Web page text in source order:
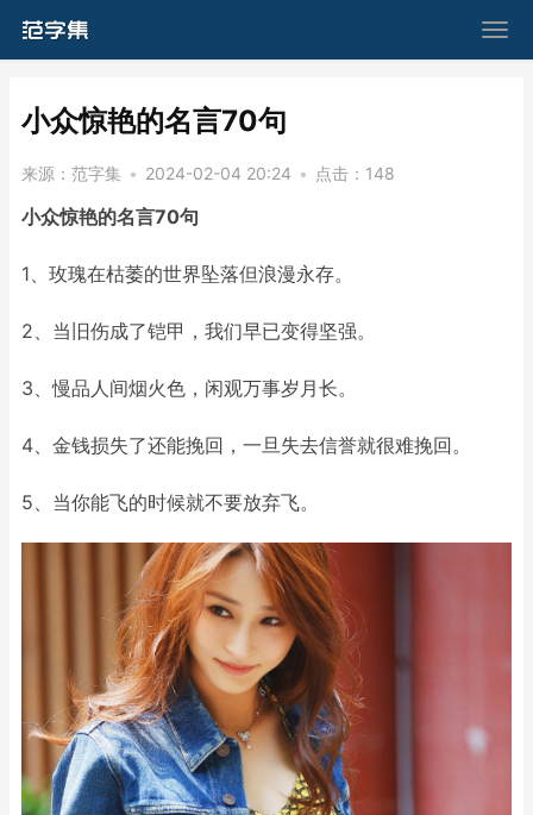
​小众惊艳的名言70句
来源： 范字集 • 2024-02-04 20:24 • 点击： 148
小众惊艳的名言70句
1、玫瑰在枯萎的世界坠落但浪漫永存。
2、当旧伤成了铠甲，我们早已变得坚强。
3、慢品人间烟火色，闲观万事岁月长。
4、金钱损失了还能挽回，一旦失去信誉就很难挽回。
5、当你能飞的时候就不要放弃飞。